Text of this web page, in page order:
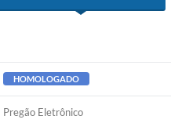
HOMOLOGADO
Pregão Eletrônico